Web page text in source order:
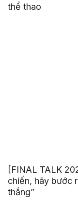
thể thao
[FINAL TALK
chiến, hãy bước
thắng”